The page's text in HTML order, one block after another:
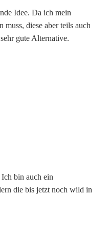
Idee. Da ich mein
diese aber teils auch
gute Alternative.
Ich bin auch ein
die bis jetzt noch wild in